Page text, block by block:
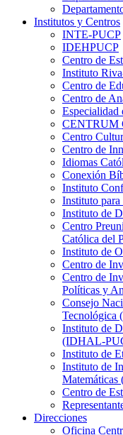
Institutos y Centros
INTE-PUCP
IDEHPUCP
Centro de
Instituto
Centro de
Centro de
Especialidad
CENTRUM
Centro
Centro de
Idiomas
Conexión
Instituto
Instituto
Instituto de
Centro
Católica del
Instituto de
Centro de
Centro de
Políticas y
Consejo
Tecnológica
Instituto de
(IDHAL-
Instituto de
Instituto de
Centro de
Direcciones
Oficina